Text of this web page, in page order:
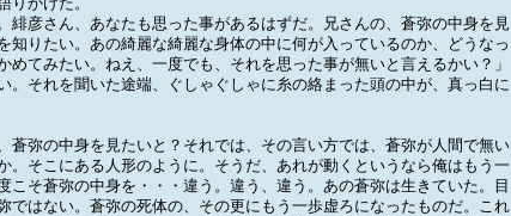
緋彦さん、あなたも思った事があるはずだ。兄さんの、蒼弥の中身を見
知りたい。あの綺麗な綺麗な身体の中に何が入っているのか、どうなっ
めてみたい。ねえ、一度でも、それを思った事が無いと言えるかい？」
。それを聞いた途端、ぐしゃぐしゃに糸の絡まった頭の中が、真っ白に
弥の中身を見たいと？それでは、その言い方では、蒼弥が人間で無い
。そこにある人形のように。そうだ、あれが動くというなら俺はもう一
こそ蒼弥の中身を・・・違う。違う、違う。あの蒼弥は生きていた。目
ではない。蒼弥の死体の、その更にもう一歩虚ろになったものだ。これ